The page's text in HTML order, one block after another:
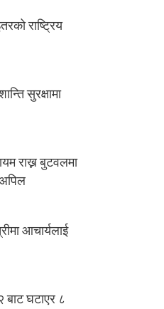
राष्ट्रिय
सुरक्षामा
राख्न बुटवलमा
आचार्यलाई
बाट घटाएर ८